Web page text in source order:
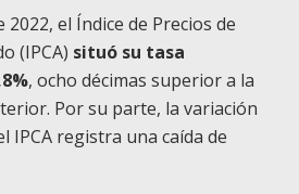
2022, el Índice de Precios de
(IPCA) situó su tasa
, ocho décimas superior a la
Por su parte, la variación
IPCA registra una caída de